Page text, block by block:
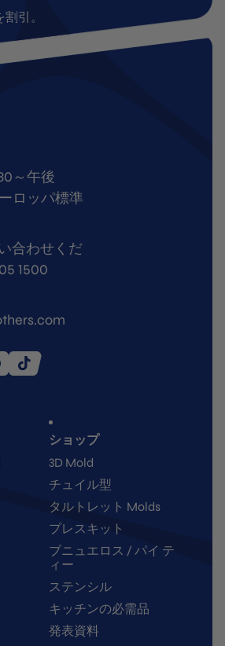
引。
ショップ
3D Mold
チュイル型
タルトレット Molds
プレスキット
ブニュエロス / パイ テ
ィー
ステンシル
キッチンの必需品
発表資料
～午後
ロッパ標準
合わせくだ
1500